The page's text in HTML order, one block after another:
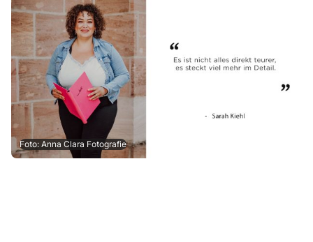
Foto: Anna Clara Fotografie